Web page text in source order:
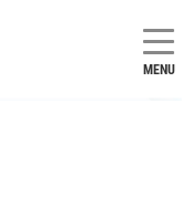
MENU